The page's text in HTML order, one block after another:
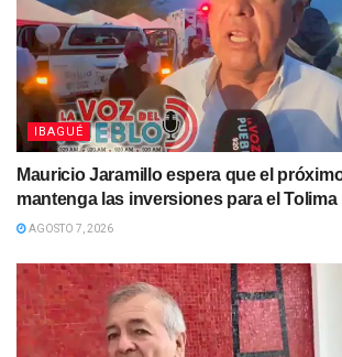
IBAGUÉ
Mauricio Jaramillo espera que el
mantenga las inversiones para el Tolima
AGOSTO 7, 2026